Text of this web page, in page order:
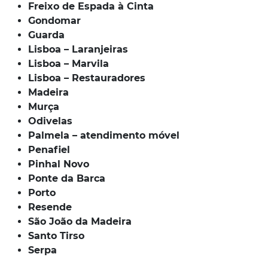
Freixo de Espada à Cinta
Gondomar
Guarda
Lisboa – Laranjeiras
Lisboa – Marvila
Lisboa – Restauradores
Madeira
Murça
Odivelas
Palmela – atendimento móvel
Penafiel
Pinhal Novo
Ponte da Barca
Porto
Resende
São João da Madeira
Santo Tirso
Serpa